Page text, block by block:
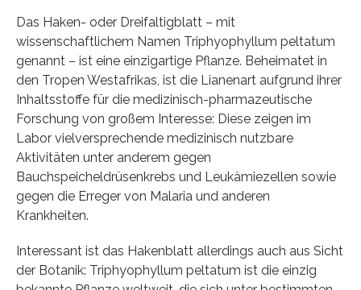
Das Haken- oder Dreifaltigblatt – mit
wissenschaftlichem Namen Triphyophyllum peltatum
genannt – ist eine einzigartige Pflanze. Beheimatet in
den Tropen Westafrikas, ist die Lianenart aufgrund ihrer
Inhaltsstoffe für die medizinisch-pharmazeutische
Forschung von großem Interesse: Diese zeigen im
Labor vielversprechende medizinisch nutzbare
Aktivitäten unter anderem gegen
Bauchspeicheldrüsenkrebs und Leukämiezellen sowie
gegen die Erreger von Malaria und anderen
Krankheiten.
Interessant ist das Hakenblatt allerdings auch aus Sicht
der Botanik: Triphyophyllum peltatum ist die einzig